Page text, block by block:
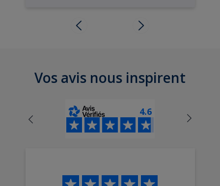
Vos avis nous inspirent
4.6